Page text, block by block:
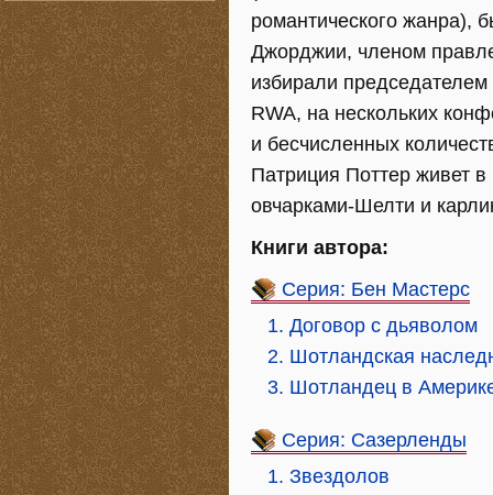
романтического жанра),
Джорджии, членом
избирали
RWA, на нескольких
и бесчисленных
Патриция Поттер живет
овчарками-Шелти и
Книги автора:
Серия: Бен Мастерс
1. Договор с дьяволом
2. Шотландская
3. Шотландец в
Серия: Сазерленды
1. Звездолов